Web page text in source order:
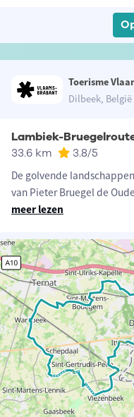
Toerisme
Dilbeek, België
Lambiek-
33.6 km 3.8/5
De golvende
van Pieter Bruegel de
meer lezen